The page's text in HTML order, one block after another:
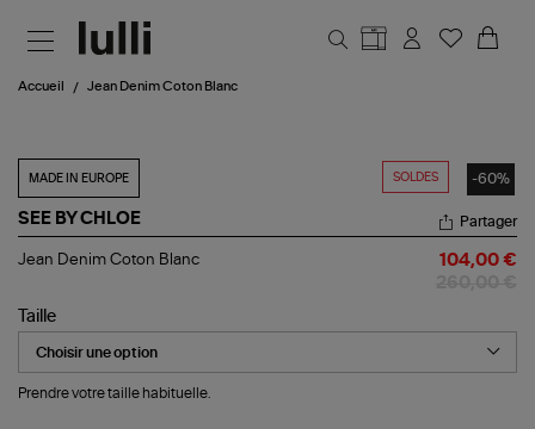
Accueil Jean Denim Coton Blanc
SOLDES -60%
MADE IN EUROPE
SEE BY CHLOE
Jean
Blanc
Partager
Jean Denim Coton Blanc 104,00 €
Taille
Prendre votre taille habituelle.